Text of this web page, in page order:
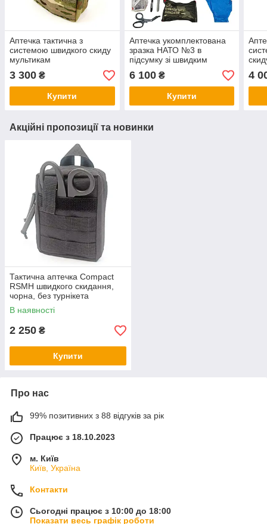
Аптечка тактична з
системою швидкого скиду
мультикам
3 300 ₴
Купити
Аптечка укомплектована
зразка НАТО №3 в
підсумку зі швидким
скидом з турнікетами САТ
Мультикам
6 100₴
Купити
4
Акційні пропозиції та новинки
Тактична аптечка Compact
RSMH швидкого скидання,
чорна, без турнікета
В наявності
2 250 ₴
Купити
Про нас
99% позитивних з 88 відгуків за рік
Працює з 18.10.2023
м. Київ
Київ, Україна
Контакти
Сьогодні працює з 10:00 до 18:00
Показати весь графік роботи